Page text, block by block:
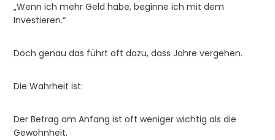
„Wenn ich mehr Geld habe, beginne ich mit dem
Investieren.“
Doch genau das führt oft dazu, dass Jahre vergehen.
Die Wahrheit ist:
Der Betrag am Anfang ist oft weniger wichtig als die
Gewohnheit.